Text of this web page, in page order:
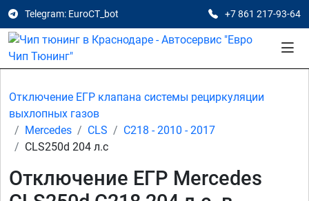
Telegram: EuroCT_bot +7 861 217-93-64
Отключение ЕГР клапана системы рециркуляции
выхлопных газов
Mercedes
CLS
C218 - 2010 - 2017
CLS250d 204 л.с
Отключение ЕГР Mercedes